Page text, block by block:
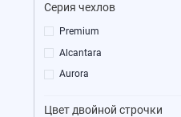
Серия чехлов
Premium
Alcantara
Aurora
Цвет двойной строчки